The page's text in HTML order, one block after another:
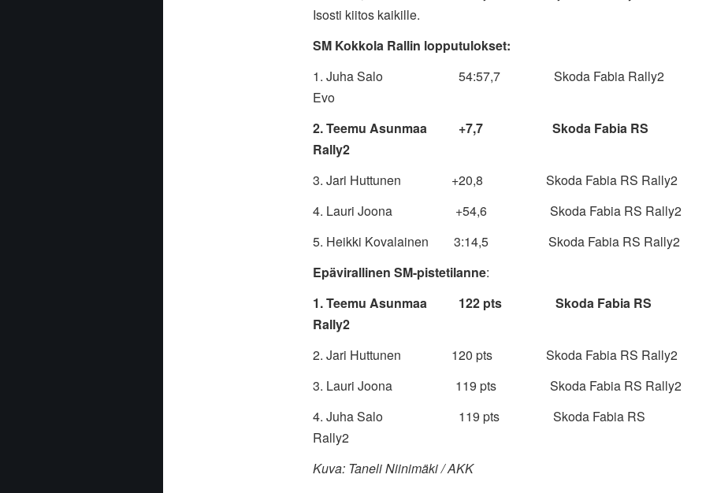
Isosti kiitos kaikille.
SM Kokkola Rallin lopputulokset:
1. Juha Salo 54:57,7 Skoda Fabia Rally2
Evo
2. Teemu Asunmaa +7,7 Skoda Fabia RS
Rally2
3. Jari Huttunen +20,8 Skoda Fabia RS Rally2
4. Lauri Joona +54,6 Skoda Fabia RS Rally2
5. Heikki Kovalainen 3:14,5 Skoda Fabia RS Rally2
Epävirallinen SM-pistetilanne:
1. Teemu Asunmaa 122 pts Skoda Fabia RS
Rally2
2. Jari Huttunen 120 pts Skoda Fabia RS Rally2
3. Lauri Joona 119 pts Skoda Fabia RS Rally2
4. Juha Salo 119 pts Skoda Fabia RS
Rally2
Kuva: Taneli Niinimäki / AKK